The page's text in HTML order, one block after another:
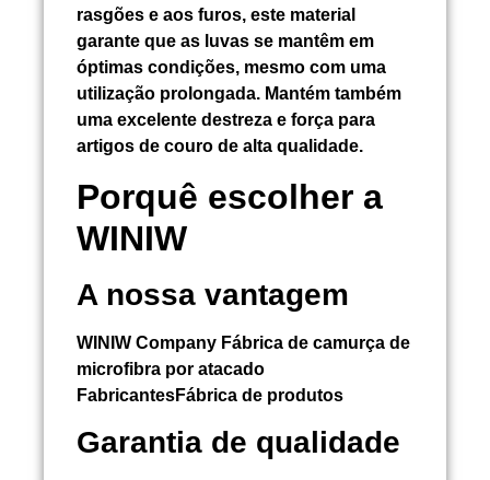
rasgões e aos furos, este material
garante que as luvas se mantêm em
óptimas condições, mesmo com uma
utilização prolongada. Mantém também
uma excelente destreza e força para
artigos de couro de alta qualidade.
Porquê escolher a
WINIW
A nossa vantagem
WINIW Company Fábrica de camurça de
microfibra por atacado
FabricantesFábrica de produtos
Garantia de qualidade